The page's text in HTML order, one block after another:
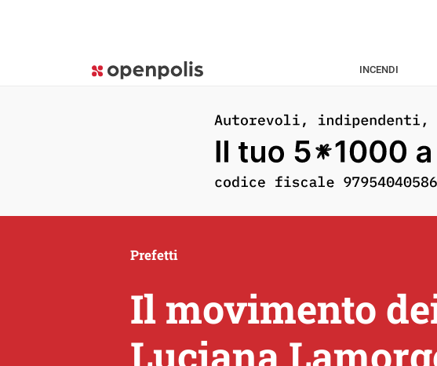
INCENDI
Il movimento
Prefetti